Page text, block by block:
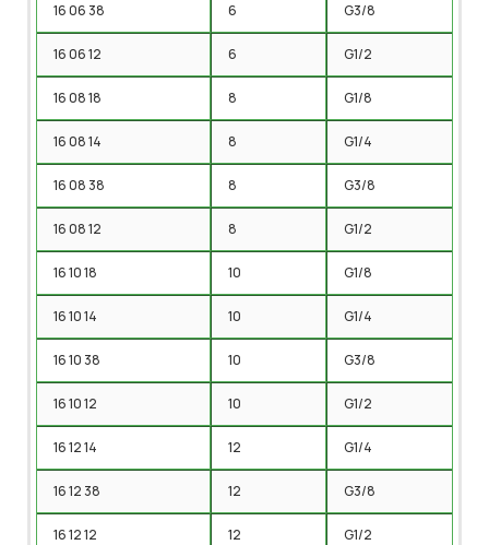
16 06 38 6 G3/8
16 06 12 6 G1/2
16 08 18 8 G1/8
16 08 14 8 G1/4
16 08 38 8 G3/8
16 08 12 8 G1/2
16 10 18 10 G1/8
16 10 14 10 G1/4
16 10 38 10 G3/8
16 10 12 10 G1/2
16 12 14 12 G1/4
16 12 38 12 G3/8
16 12 12 12 G1/2